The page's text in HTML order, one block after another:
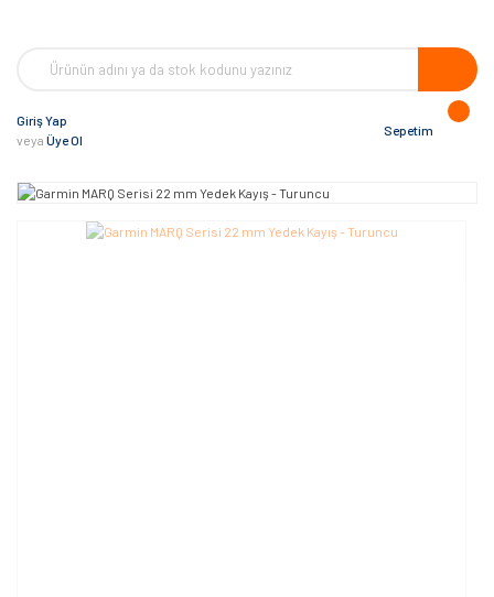
Giriş Yap
veya Üye Ol
Sepetim